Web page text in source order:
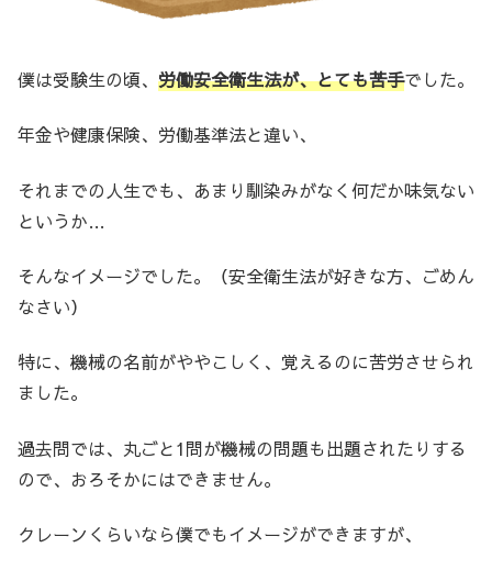
僕は受験生の頃、 労働安全衛生法が、とても苦手でした。
年金や健康保険、労働基準法と違い、
それまでの人生でも、あまり馴染みがなく何だか味気ない
というか…
そんなイメージでした。（安全衛生法が好きな方、ごめん
なさい）
特に、機械の名前がややこしく、覚えるのに苦労させられ
ました。
過去問では、丸ごと1問が機械の問題も出題されたりする
ので、おろそかにはできません。
クレーンくらいなら僕でもイメージができますが、